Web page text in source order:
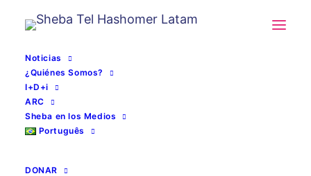
Noticias
¿Quiénes Somos?
I+D+i
ARC
Sheba en los Medios
Português
DONAR